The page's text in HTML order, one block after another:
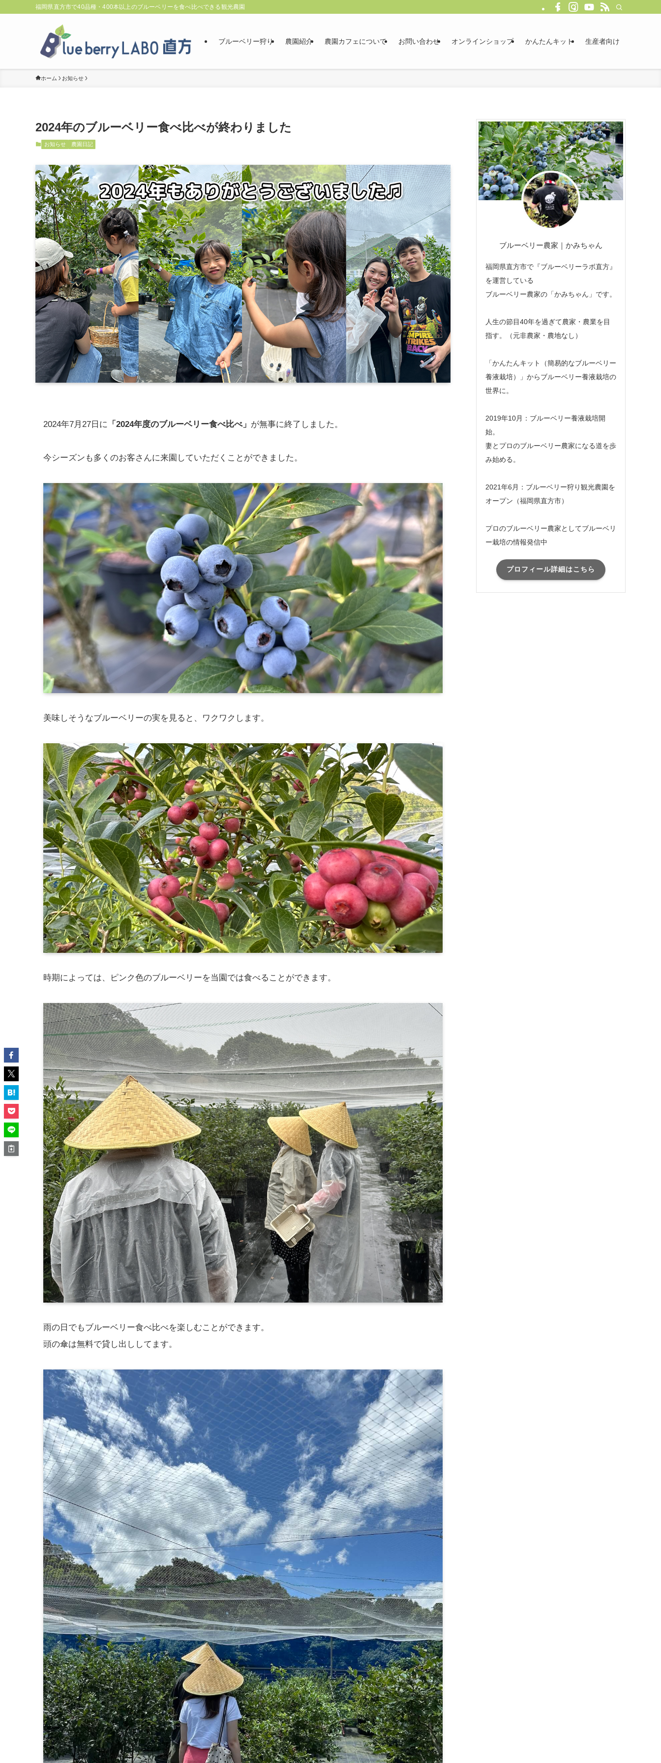
福岡県直方市で40品種・400本以上のブルーベリーを食べ比べできる観光農園
ブルーベリー狩り 農園紹介 農園カフェについて お問い合わせ オンラインショップ かんたんキット 生産者向け
ホーム お知らせ
2024年のブルーベリー食べ比べが終わりました
お知らせ 農園日記
2024年7月27日に 「2024年度のブルーベリー食べ比べ」 が無事に終了しました。
今シーズンも多くのお客さんに来園していただくことができました。
美味しそうなブルーベリーの実を見ると、ワクワクします。
時期によっては、ピンク色のブルーベリーを当園では食べることができます。
雨の日でもブルーベリー食べ比べを楽しむことができます。
頭の傘は無料で貸し出ししてます。
ブルーベリー農家｜かみちゃん
福岡県直方市で『ブルーベリーラボ直方』
を運営している
ブルーベリー農家の「かみちゃん」です。
人生の節目40年を過ぎて農家・農業を目
指す。（元非農家・農地なし）
「かんたんキット（簡易的なブルーベリー
養液栽培）」からブルーベリー養液栽培の
世界に。
2019年10月：ブルーベリー養液栽培開
始。
妻とプロのブルーベリー農家になる道を歩
み始める。
2021年6月：ブルーベリー狩り観光農園を
オープン（福岡県直方市）
プロのブルーベリー農家としてブルーベリ
ー栽培の情報発信中
プロフィール詳細はこちら